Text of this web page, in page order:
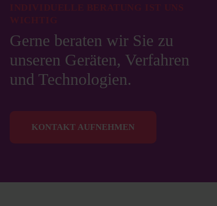
Gerne beraten wir Sie zu
unseren Geräten, Verfahren
und Technologien.
KONTAKT AUFNEHMEN